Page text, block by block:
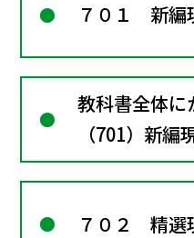
７０１ 新編
教科書全体に
（701）新編
７０２ 精選